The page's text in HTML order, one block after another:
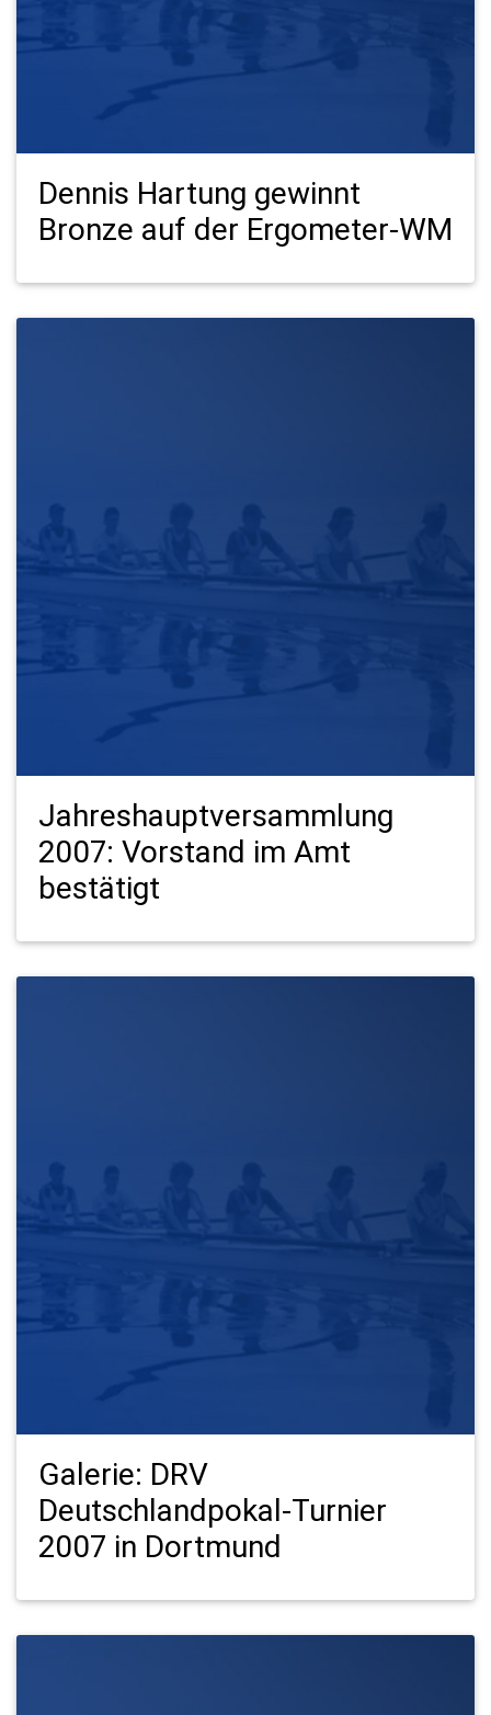
Dennis Hartung gewinnt
Bronze auf der Ergometer-WM
Jahreshauptversammlung
2007: Vorstand im Amt
bestätigt
Galerie: DRV
Deutschlandpokal-Turnier
2007 in Dortmund